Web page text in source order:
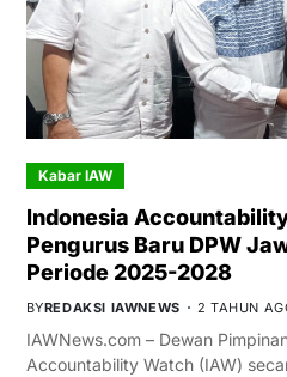
Kabar IAW
Indonesia
Pengurus Baru DPW
Periode 2025-2028
BYREDAKSI IAWNEWS 2 TAHUN
IAWNews.com – Dewan
Accountability Watch (IAW)